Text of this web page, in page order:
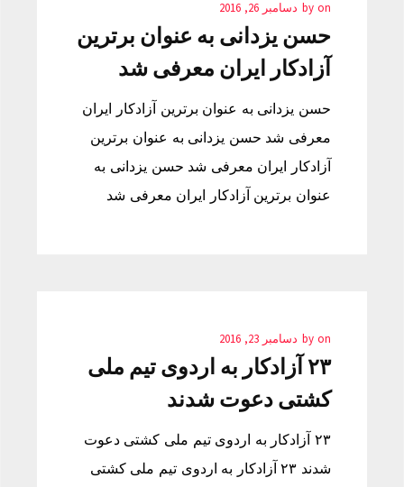
by on دسامبر 26, 2016
حسن یزدانی به عنوان برترین
آزادکار ایران معرفی شد
حسن یزدانی به عنوان برترین آزادکار ایران
معرفی شد حسن یزدانی به عنوان برترین
آزادکار ایران معرفی شد حسن یزدانی به
عنوان برترین آزادکار ایران معرفی شد
by on دسامبر 23, 2016
۲۳ آزادکار به اردوی تیم ملی
کشتی دعوت شدند
۲۳ آزادکار به اردوی تیم ملی کشتی دعوت
شدند ۲۳ آزادکار به اردوی تیم ملی کشتی